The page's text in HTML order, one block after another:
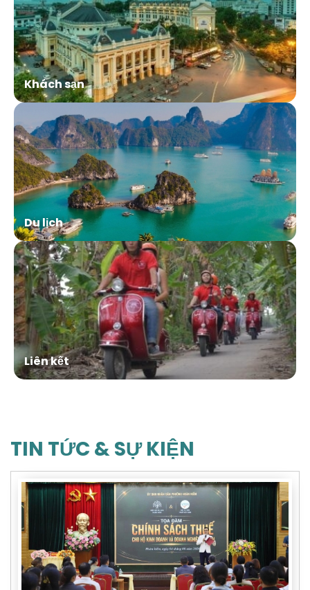
Khách sạn
Du lịch
Liên kết
TIN TỨC & SỰ KIỆN